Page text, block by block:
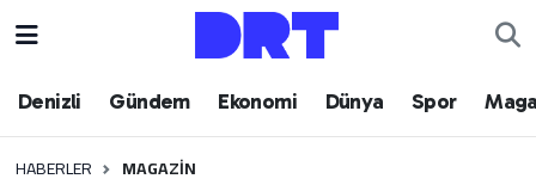
Denizli Gündem Ekonomi Dünya Spor
HABERLER MAGAZIN
Denizli
Hava Durumu
Trafik Durumu